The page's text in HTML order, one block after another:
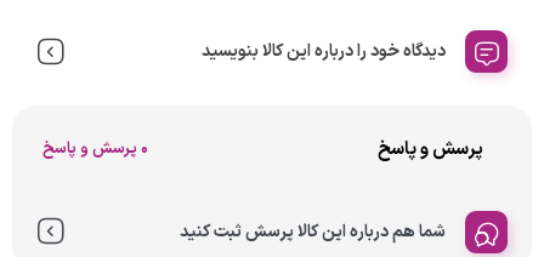
دیدگاه خود را درباره این کالا بنویسید
پرسش و پاسخ 0 پرسش و پاسخ
شما هم درباره این کالا پرسش ثبت کنید